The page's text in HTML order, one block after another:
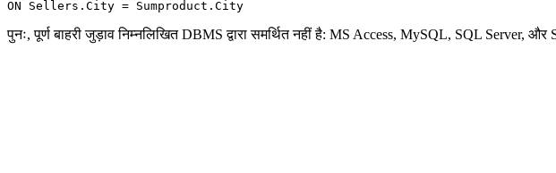
पुनः, पूर्ण बाहरी जुड़ाव निम्नलिखित DBMS द्वारा समर्थित नहीं है: MS Access, MySQL, SQL Server,